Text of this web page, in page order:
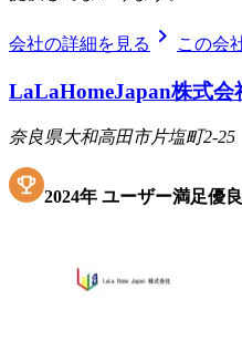
会社の詳細を見る chevron_right この会
LaLaHomeJapan株式会
奈良県大和高田市片塩町2-25
2024年 ユーザー満足優